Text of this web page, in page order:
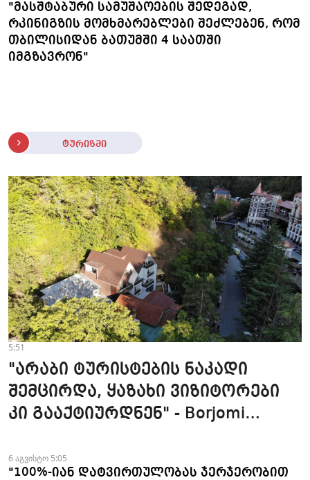
"მასშტაბური სამუშაოების შედეგად,
რკინიგზის მომხმარებლები შეძლებენ, რომ
თბილისიდან ბათუმში 4 საათში
იმგზავრონ"
ტურიზმი
5:51
"არაბი ტურისტების ნაკადი
შემცირდა, ყაზახი ვიზიტორები
კი გააქტიურდნენ" - Borjomi
6 აგვისტო 5:05
"100%-იან დატვირთულობას ჯერჯერობით